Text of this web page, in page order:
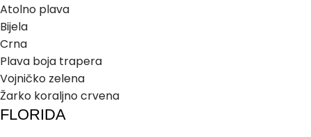
Atolno plava
Bijela
Crna
Plava boja trapera
Vojničko zelena
Žarko koraljno crvena
FLORIDA